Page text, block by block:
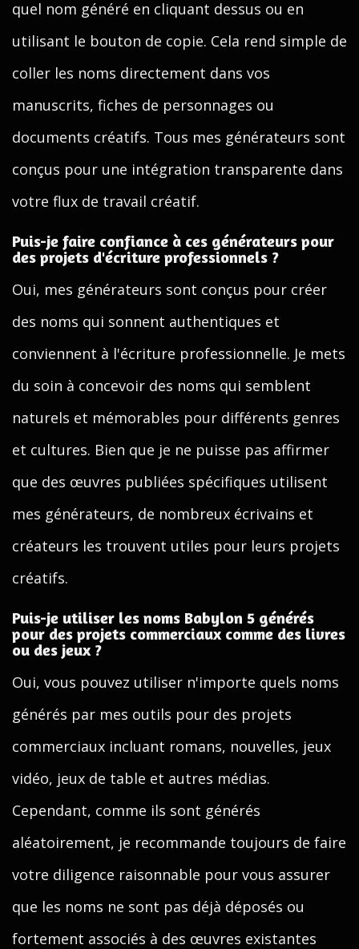
quel nom généré en cliquant dessus ou en
utilisant le bouton de copie. Cela rend simple de
coller les noms directement dans vos
manuscrits, fiches de personnages ou
documents créatifs. Tous mes générateurs sont
conçus pour une intégration transparente dans
votre flux de travail créatif.
Puis-je faire confiance à ces générateurs pour
des projets d'écriture professionnels ?
Oui, mes générateurs sont conçus pour créer
des noms qui sonnent authentiques et
conviennent à l'écriture professionnelle. Je mets
du soin à concevoir des noms qui semblent
naturels et mémorables pour différents genres
et cultures. Bien que je ne puisse pas affirmer
que des œuvres publiées spécifiques utilisent
mes générateurs, de nombreux écrivains et
créateurs les trouvent utiles pour leurs projets
créatifs.
Puis-je utiliser les noms Babylon 5 générés
pour des projets commerciaux comme des livres
ou des jeux ?
Oui, vous pouvez utiliser n'importe quels noms
générés par mes outils pour des projets
commerciaux incluant romans, nouvelles, jeux
vidéo, jeux de table et autres médias.
Cependant, comme ils sont générés
aléatoirement, je recommande toujours de faire
votre diligence raisonnable pour vous assurer
que les noms ne sont pas déjà déposés ou
fortement associés à des œuvres existantes